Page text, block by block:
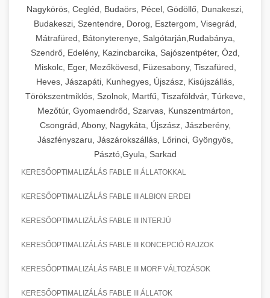
Nagykörös, Cegléd, Budaörs, Pécel, Gödöllő, Dunakeszi,
Budakeszi, Szentendre, Dorog, Esztergom, Visegrád,
Mátrafüred, Bátonyterenye, Salgótarján,Rudabánya,
Szendrő, Edelény, Kazincbarcika, Sajószentpéter, Ózd,
Miskolc, Eger, Mezőkövesd, Füzesabony, Tiszafüred,
Heves, Jászapáti, Kunhegyes, Újszász, Kisújszállás,
Törökszentmiklós, Szolnok, Martfű, Tiszaföldvár, Túrkeve,
Mezőtúr, Gyomaendrőd, Szarvas, Kunszentmárton,
Csongrád, Abony, Nagykáta, Újszász, Jászberény,
Jászfényszaru, Jászárokszállás, Lőrinci, Gyöngyös,
Pásztó,Gyula, Sarkad
KERESŐOPTIMALIZÁLÁS FABLE III ÁLLATOKKAL
KERESŐOPTIMALIZÁLÁS FABLE III ALBION ERDEI
KERESŐOPTIMALIZÁLÁS FABLE III INTERJÚ
KERESŐOPTIMALIZÁLÁS FABLE III KONCEPCIÓ RAJZOK
KERESŐOPTIMALIZÁLÁS FABLE III MORF VÁLTOZÁSOK
KERESŐOPTIMALIZÁLÁS FABLE III ÁLLATOK